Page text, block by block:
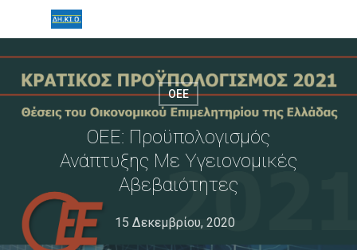
ΟΕΕ
ΟΕΕ: Προϋπολογισμός
Ανάπτυξης Με Υγειονομικές
Αβεβαιότητες
15 Δεκεμβρίου, 2020